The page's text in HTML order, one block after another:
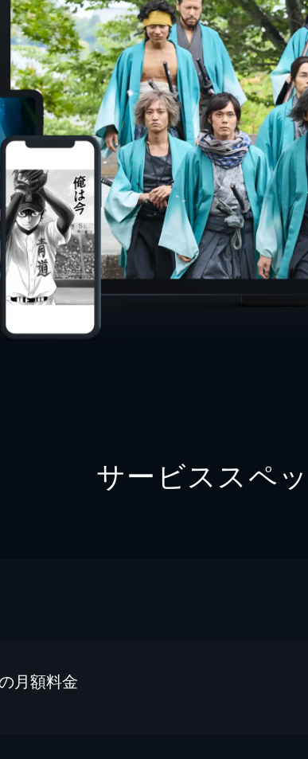
サービススペ
⽉額料金